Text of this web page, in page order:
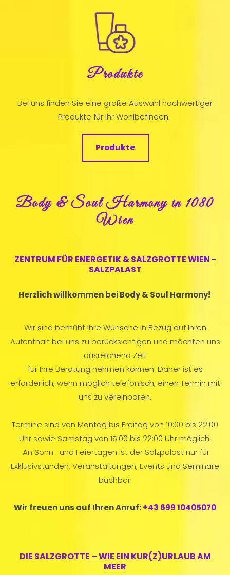
Produkte
Bei uns finden Sie eine große Auswahl hochwertiger
Produkte für Ihr Wohlbefinden.
Produkte
Body & Soul Harmony in 1080
Wien
ZENTRUM FÜR ENERGETIK & SALZGROTTE WIEN -
SALZPALAST
Herzlich willkommen bei Body & Soul Harmony!
Wir sind bemüht Ihre Wünsche in Bezug auf Ihren
Aufenthalt bei uns zu berücksichtigen und möchten uns
ausreichend Zeit
für Ihre Beratung nehmen können. Daher ist es
erforderlich, wenn möglich telefonisch, einen Termin mit
uns zu vereinbaren.
Termine sind von Montag bis Freitag von 10:00 bis 22:00
Uhr sowie Samstag von 15:00 bis 22:00 Uhr möglich.
An Sonn- und Feiertagen ist der Salzpalast nur für
Exklusivstunden, Veranstaltungen, Events und Seminare
buchbar.
Wir freuen uns auf Ihren Anruf:+43 699 10405070
DIE SALZGROTTE – WIE EIN KUR(Z)URLAUB AM
MEER